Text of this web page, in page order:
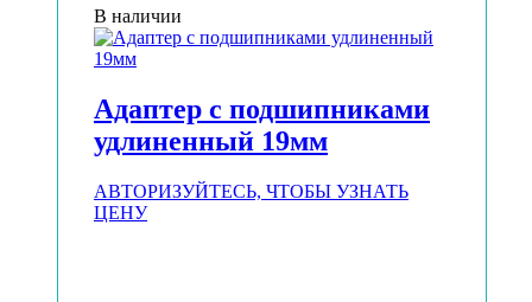
В наличии
Адаптер с подшипниками
удлиненный 19мм
АВТОРИЗУЙТЕСЬ, ЧТОБЫ УЗНАТЬ
ЦЕНУ